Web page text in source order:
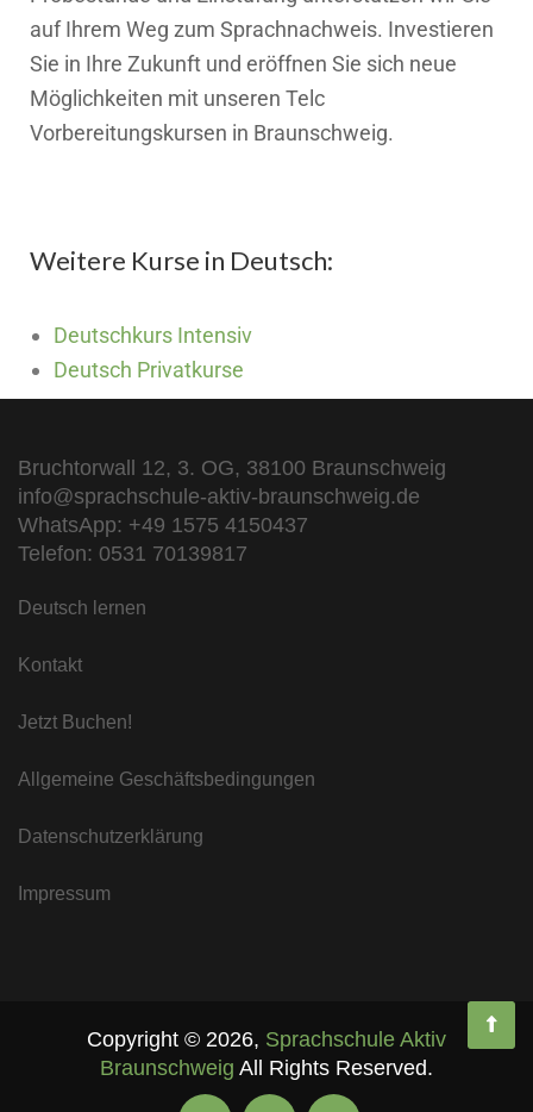
auf Ihrem Weg zum Sprachnachweis. Investieren
Sie in Ihre Zukunft und eröffnen Sie sich neue
Möglichkeiten mit unseren Telc
Vorbereitungskursen in Braunschweig.
Weitere Kurse in Deutsch:
Deutschkurs Intensiv
Deutsch Privatkurse
Bruchtorwall 12, 3. OG, 38100 Braunschweig
info@sprachschule-aktiv-braunschweig.de
WhatsApp: +49 1575 4150437
Telefon: 0531 70139817
Deutsch lernen
Kontakt
Jetzt Buchen!
Allgemeine Geschäftsbedingungen
Datenschutzerklärung
Impressum
Copyright © 2026, Sprachschule Aktiv
Braunschweig All Rights Reserved.